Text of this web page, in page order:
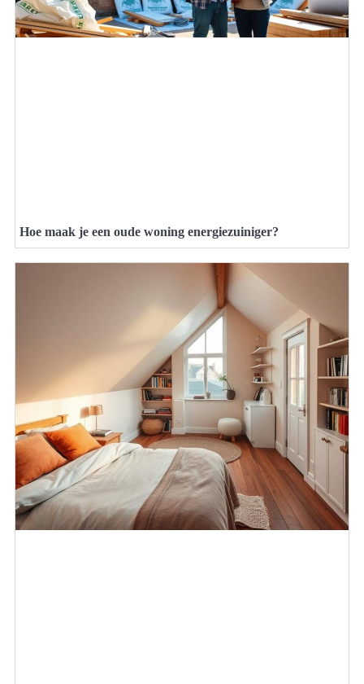
Hoe maak je een oude woning energiezuiniger?